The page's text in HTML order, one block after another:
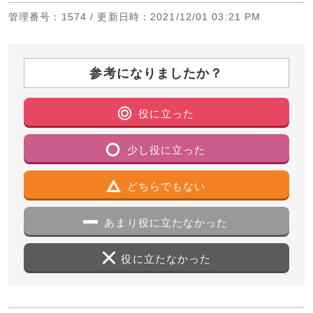
管理番号 ：1574 /更新日時 ：2021/12/01 03:21 PM
参考になりましたか？
役に立った
少し役に立った
どちらでもない
あまり役に立たなかった
役に立たなかった